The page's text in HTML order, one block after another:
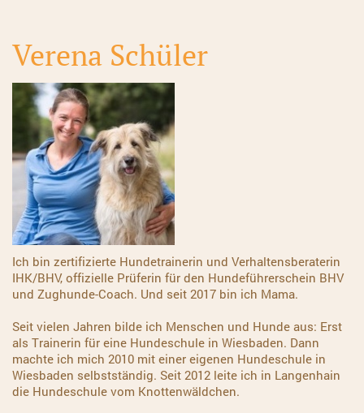
Verena Schüler
Ich bin zertifizierte Hundetrainerin und Verhaltensberaterin
IHK/BHV, offizielle Prüferin für den Hundeführerschein BHV
und Zughunde-Coach. Und seit 2017 bin ich Mama.
Seit vielen Jahren bilde ich Menschen und Hunde aus: Erst
als Trainerin für eine Hundeschule in Wiesbaden. Dann
machte ich mich 2010 mit einer eigenen Hundeschule in
Wiesbaden selbstständig. Seit 2012 leite ich in Langenhain
die Hundeschule vom Knottenwäldchen.